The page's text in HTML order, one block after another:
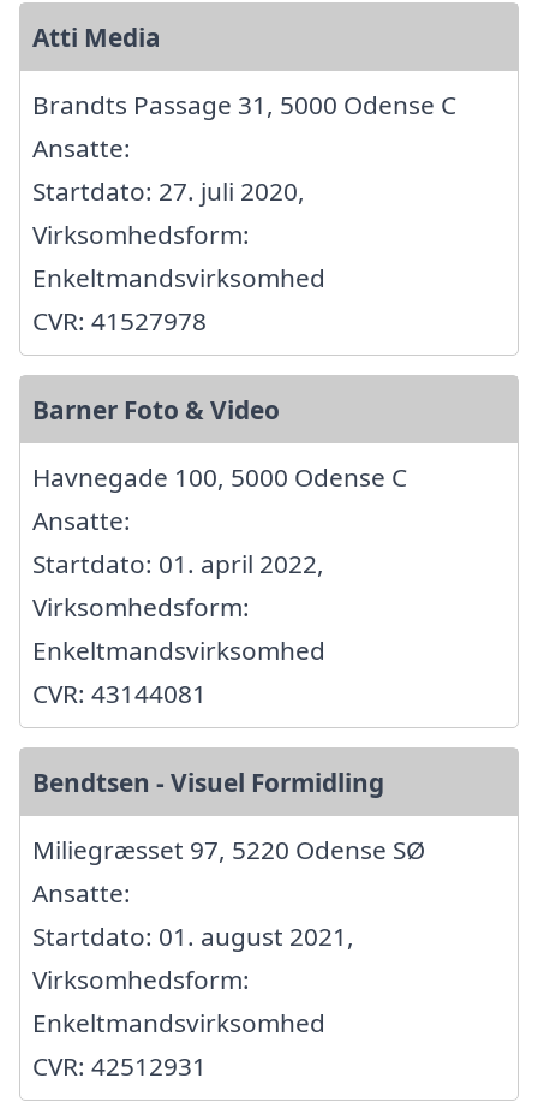
Atti Media
Brandts Passage 31, 5000 Odense C
Ansatte:
Startdato: 27. juli 2020,
Virksomhedsform:
Enkeltmandsvirksomhed
CVR: 41527978
Barner Foto & Video
Havnegade 100, 5000 Odense C
Ansatte:
Startdato: 01. april 2022,
Virksomhedsform:
Enkeltmandsvirksomhed
CVR: 43144081
Bendtsen - Visuel Formidling
Miliegræsset 97, 5220 Odense SØ
Ansatte:
Startdato: 01. august 2021,
Virksomhedsform:
Enkeltmandsvirksomhed
CVR: 42512931